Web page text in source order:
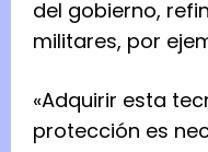
del gobierno,
militares, por
«Adquirir esta
protección es